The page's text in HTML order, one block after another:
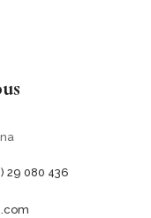
29 080 436